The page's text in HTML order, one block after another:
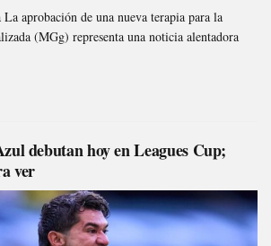
La aprobación de una nueva terapia para la
(MGg) representa una noticia alentadora
debutan hoy en Leagues Cup;
ver